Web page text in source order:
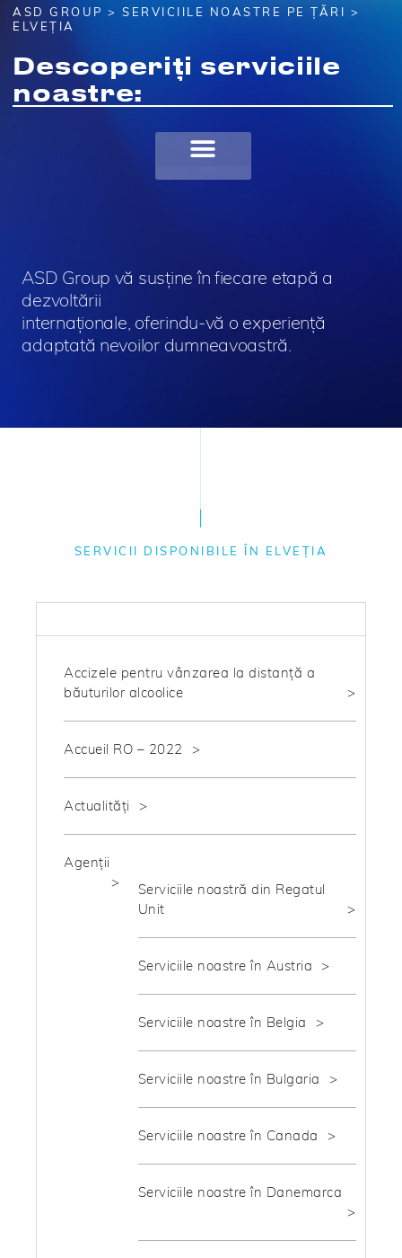
ASD GROUP >SERVICIILE NOASTRE PE ȚĂRI >
ELVEȚIA
Descoperiți serviciile
noastre:
ASD Group vă susține în fiecare etapă a
dezvoltării
internaționale, oferindu-vă o experiență
adaptată nevoilor dumneavoastră.
SERVICII DISPONIBILE ÎN ELVEȚIA
Accizele pentru vânzarea la distanță a
băuturilor alcoolice
Accueil RO – 2022
Actualități
Agenții
Serviciile noastră din Regatul
Unit
Serviciile noastre în Austria
Serviciile noastre în Belgia
Serviciile noastre în Bulgaria
Serviciile noastre în Canada
Serviciile noastre în Danemarca